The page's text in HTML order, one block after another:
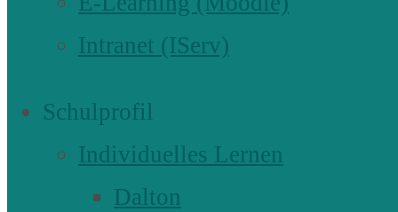
Intranet (IServ)
Schulprofil
Individuelles Lernen
Dalton